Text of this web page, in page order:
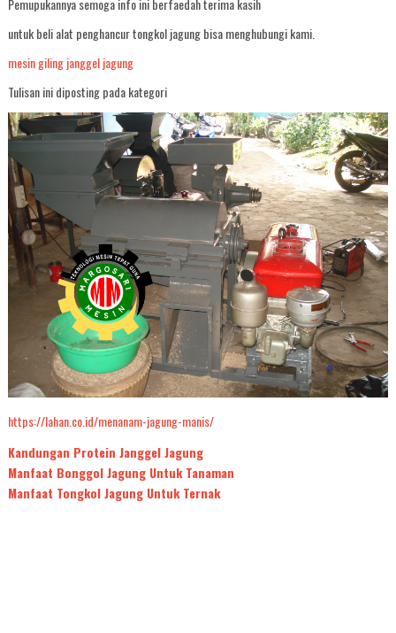
Pemupukannya semoga info ini berfaedah terima kasih
untuk beli alat penghancur tongkol jagung bisa menghubungi kami.
mesin giling janggel jagung
Tulisan ini diposting pada kategori
https://lahan.co.id/menanam-jagung-manis/
Kandungan Protein Janggel Jagung
Manfaat Bonggol Jagung Untuk Tanaman
Manfaat Tongkol Jagung Untuk Ternak